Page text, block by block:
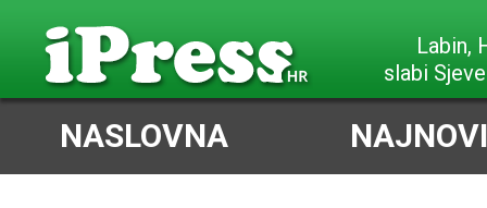
Labin,
slabi
NASLOVNA